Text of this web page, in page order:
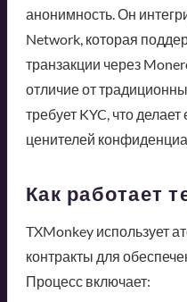
анонимность. Он
Network, которая
транзакции через
отличие от
требует KYC, что
ценителей
Как работает
TXMonkey использует
контракты для
Процесс включает: